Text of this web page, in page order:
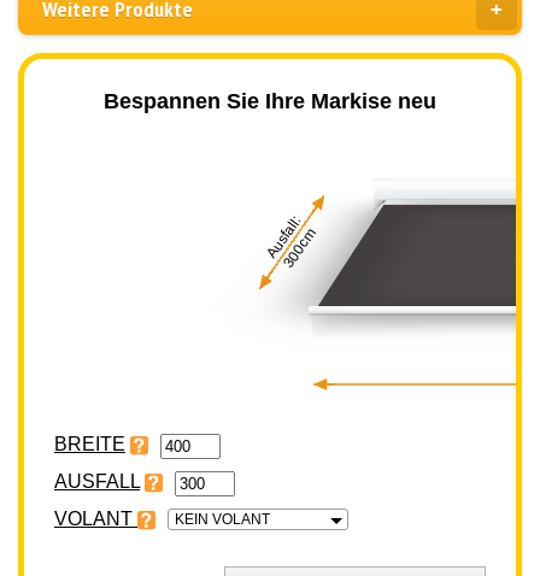
Weitere Produkte
Bespannen Sie Ihre Markise neu
Ausfall:
300cm
BREITE
VOLANT KEIN VOLANT